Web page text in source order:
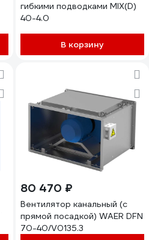
гибкими подводками MIX(D)
40-4.0
В корзину
80 470 ₽
Вентилятор канальный (с
прямой посадкой) WAER DFN
70-40/V0135.3